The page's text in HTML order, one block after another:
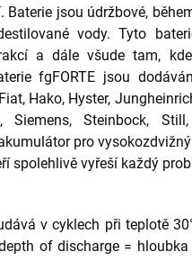
jsou údržbové,
vody. Tyto
a dále všude tam,
fgFORTE jsou
Hako, Hyster,
Siemens, Steinbock,
pro
spolehlivě vyřeší každý
v cyklech při teplotě
of discharge =